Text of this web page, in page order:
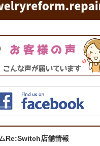
Re:Switch店舗情報